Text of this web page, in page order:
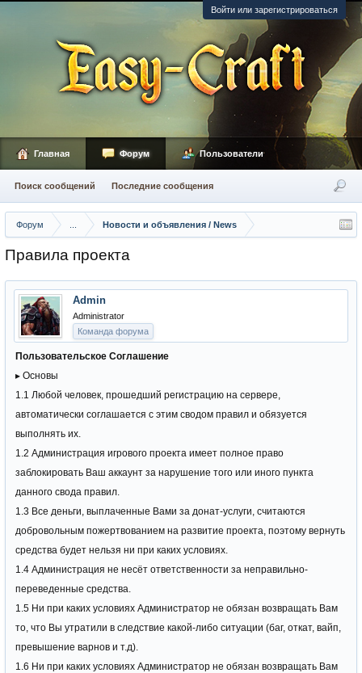
Войти или зарегистрироваться
Форум Новости и объявления / News
Правила проекта
Admin
Administrator
Команда форума
Пользовательское Соглашение
▸ Основы
1.1 Любой человек, прошедший регистрацию на сервере,
автоматически соглашается с этим сводом правил и обязуется
выполнять их.
1.2 Администрация игрового проекта имеет полное право
заблокировать Ваш аккаунт за нарушение того или иного пункта
данного свода правил.
1.3 Все деньги, выплаченные Вами за донат-услуги, считаются
добровольным пожертвованием на развитие проекта, поэтому вернуть
средства будет нельзя ни при каких условиях.
1.4 Администрация не несёт ответственности за неправильно-
переведенные средства.
1.5 Ни при каких условиях Администратор не обязан возвращать Вам
то, что Вы утратили в следствие какой-либо ситуации (баг, откат, вайп,
превышение варнов и т.д).
1.6 Ни при каких условиях Администратор не обязан возвращать Вам
Главная Форум
Поиск сообщений Последние сообщения
Пользователи